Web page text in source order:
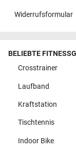
Widerrufsformular
BELIEBTE
Crosstrainer
Laufband
Kraftstation
Tischtennis
Indoor Bike